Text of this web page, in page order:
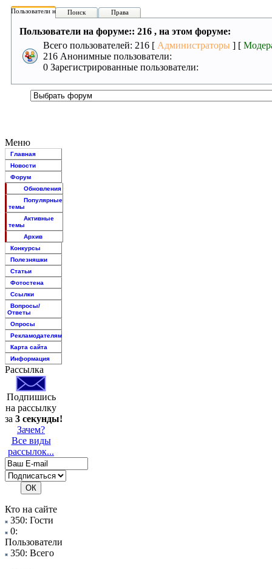
Пользователи на форуме:
Поиск Права
Пользователи на форуме:: 216 , на этом форуме:
Всего пользователей: 216 [ Администраторы ] [
216 Анонимные пользователи:
0 Зарегистрированные пользователи:
Меню
Главная
Новости
Форум
Обновления
Популярные
темы
Активные
темы
Архив
Конкурсы
Полезняшки
Статьи
Фотостена
Ссылки
Вопросы/
Ответы
Опросы
Рекламодателям
Карта сайта
Информация
Рассылка
Подпишись
на рассылку
за 3 секунды!
Зачем?
Все виды
рассылок...
Кто на сайте
350: Гости
0:
Пользователи
350: Всего